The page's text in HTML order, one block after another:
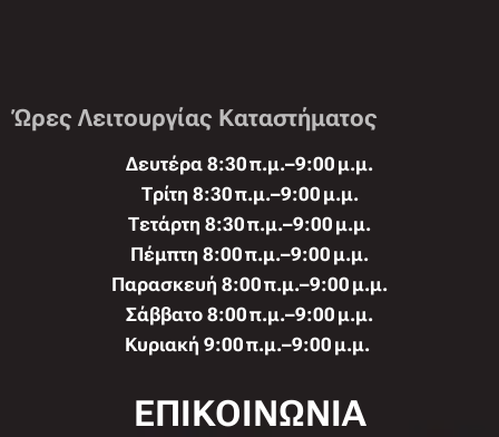
Ώρες Λειτουργίας Καταστήματος
Δευτέρα 8:30 π.μ.–9:00 μ.μ.
Τρίτη 8:30 π.μ.–9:00 μ.μ.
Τετάρτη 8:30 π.μ.–9:00 μ.μ.
Πέμπτη 8:00 π.μ.–9:00 μ.μ.
Παρασκευή 8:00 π.μ.–9:00 μ.μ.
Σάββατο 8:00 π.μ.–9:00 μ.μ.
Κυριακή 9:00 π.μ.–9:00 μ.μ.
ΕΠΙΚΟΙΝΩΝΙΑ